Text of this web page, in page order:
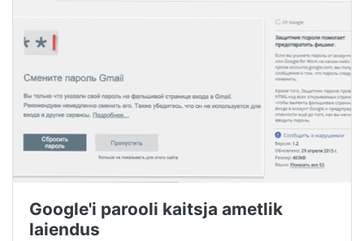
Google'i parooli kaitsja ametlik
laiendus